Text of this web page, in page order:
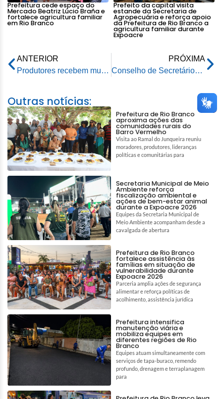
Prefeitura cede espaço do
Mercado Beatriz Lúcio Braña e
fortalece agricultura familiar
em Rio Branco
Prefeito da capital visita
estande da Secretaria de
Agropecuária e reforça apoio
da Prefeitura de Rio Branco a
agricultura familiar durante
Expoacre
ANTERIOR
Produtores recebem mudas de café para diversificar produção agrícola na capital
PRÓXIMA
Conselho de Secretários de Educação de Capitais conclui encontro no ES
Outras notícias:
Prefeitura de Rio Branco
aproxima ações das
comunidades rurais do
Barro Vermelho
Visita ao Ramal do Junqueira reuniu
moradores, produtores, lideranças
políticas e comunitárias para
Secretaria Municipal de Meio
Ambiente reforça
fiscalização ambiental e
ações de bem-estar animal
durante a Expoacre 2026
Equipes da Secretaria Municipal de
Meio Ambiente acompanham desde a
cavalgada de abertura
Prefeitura de Rio Branco
fortalece assistência às
famílias em situação de
vulnerabilidade durante
Expoacre 2026
Parceria amplia ações de segurança
alimentar e reforça políticas de
acolhimento, assistência jurídica
Prefeitura intensifica
manutenção viária e
mobiliza equipes em
diferentes regiões de Rio
Branco
Equipes atuam simultaneamente com
serviços de tapa-buraco, remendo
profundo, drenagem e terraplanagem
para